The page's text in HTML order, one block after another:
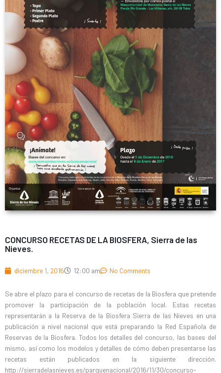
CONCURSO RECETAS DE LA BIOSFERA, Sierra de las
Nieves.
diciembre 1, 2016 12:00 am No Comments
Se abre el plazo para el concurso de recetas de la Biosfera que pretende
promover la participación de la población local. Estas recetas
representarán a la Reserva de la Biosfera Sierra de las Nieves en una
publicación a nivel nacional que está preparando la Red Española de
Reservas de la Biosfera. Todos los detalles del concurso, las bases del
mismo, así como los modelos y detalles de cómo deben presentarse las
recetas están publicados en la siguiente dirección.
http://sierradelasnieves.es/parquenacional/2016/11/30/concurso-